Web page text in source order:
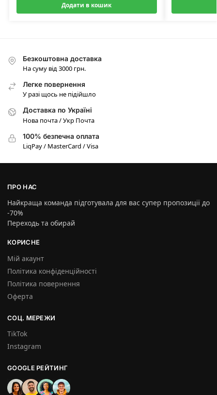
Додати в кошик
Безкоштовна доставка
На суму від 3000 грн.
Легке повернення
У разі щось не підійшло
Доставка по Україні
Нова почта / Укр Почта
100% безпечна оплата
LiqPay / MasterCard / Visa
ПРО НАС
Найкраща команда підготувала для вас супер пропозиції до
-70%
Переходь та обирай
КОРИСНЕ
Мій акаунт
Політика конфіденційності
Політика повернення
Оферта
СОЦ. МЕРЕЖИ
TikTok
Instagram
GOOGLE РЕЙТИНГ